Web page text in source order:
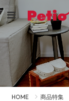
HOME 商品特集